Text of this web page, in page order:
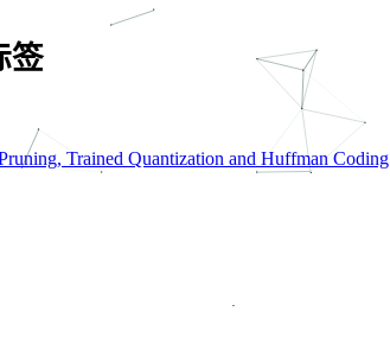
签
Trained Quantization and Huffman Coding